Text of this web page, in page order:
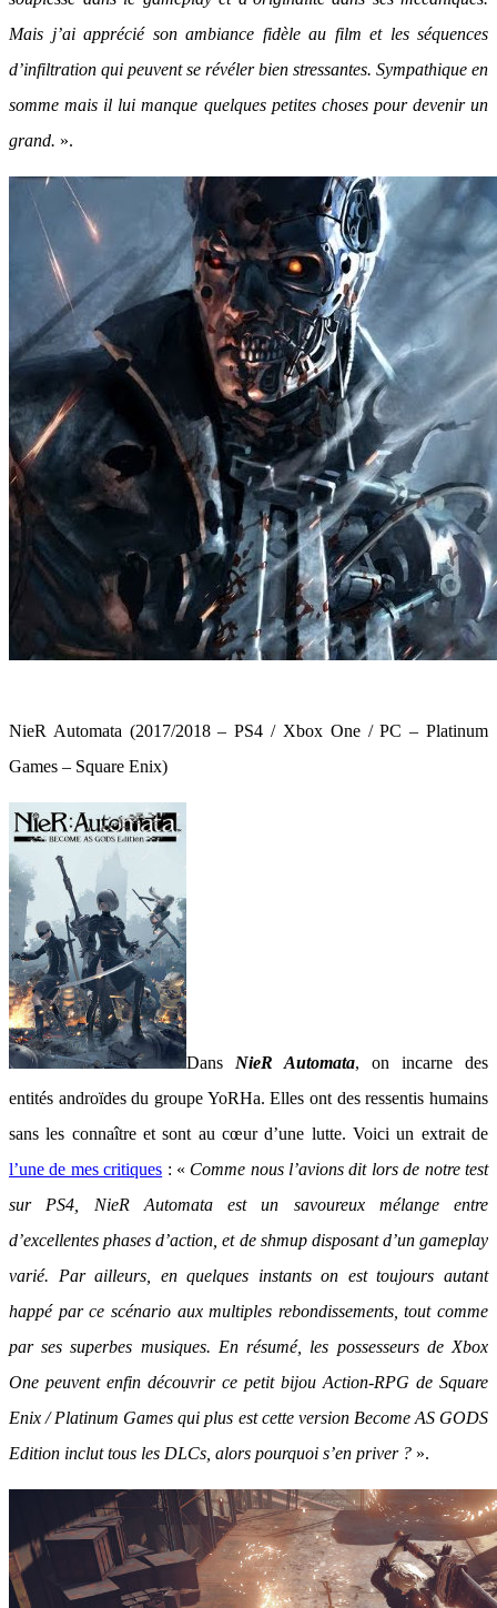
Mais j’ai apprécié son ambiance fidèle au film et les séquences
d’infiltration qui peuvent se révéler bien stressantes. Sympathique en
somme mais il lui manque quelques petites choses pour devenir un
grand. ».
NieR Automata (2017/2018 – PS4 / Xbox One / PC – Platinum
Games – Square Enix)
Dans NieR Automata, on incarne des
entités androïdes du groupe YoRHa. Elles ont des ressentis humains
sans les connaître et sont au cœur d’une lutte. Voici un extrait de
l’une de mes critiques : « Comme nous l’avions dit lors de notre test
sur PS4, NieR Automata est un savoureux mélange entre
d’excellentes phases d’action, et de shmup disposant d’un gameplay
varié. Par ailleurs, en quelques instants on est toujours autant
happé par ce scénario aux multiples rebondissements, tout comme
par ses superbes musiques. En résumé, les possesseurs de Xbox
One peuvent enfin découvrir ce petit bijou Action-RPG de Square
Enix / Platinum Games qui plus est cette version Become AS GODS
Edition inclut tous les DLCs, alors pourquoi s’en priver ? ».